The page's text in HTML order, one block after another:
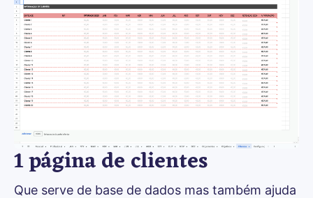
1 página de clientes
Que serve de base de dados mas também ajuda